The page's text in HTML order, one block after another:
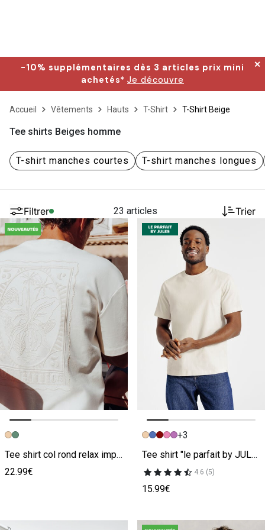
-10% supplémentaires dès 3 articles prix mini
achetés* Je découvre
✕
Accueil Vêtements Hauts T-Shirt T-Shirt Beige
Tee shirts Beiges homme
T-shirt manches courtes T-shirt manches longues
Filtrer 23 articles Trier
Image précédente
Image suivante
Tee shirt col rond relax imprimé dos timbre beige
22.99€
Image précédente
Image suivante
+3
Tee shirt "le parfait by JULES" beige
4.6 (5)
15.99€